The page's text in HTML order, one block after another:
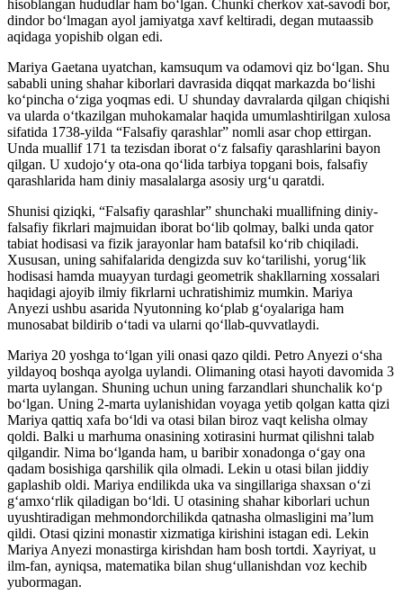
hisoblangan hududlar ham boʻlgan. Chunki cherkov xat-savodi bor,
dindor boʻlmagan ayol jamiyatga xavf keltiradi, degan mutaassib
aqidaga yopishib olgan edi.
Mariya Gaetana uyatchan, kamsuqum va odamovi qiz boʻlgan. Shu
sababli uning shahar kiborlari davrasida diqqat markazda boʻlishi
koʻpincha oʻziga yoqmas edi. U shunday davralarda qilgan chiqishi
va ularda oʻtkazilgan muhokamalar haqida umumlashtirilgan xulosa
sifatida 1738-yilda “Falsafiy qarashlar” nomli asar chop ettirgan.
Unda muallif 171 ta tezisdan iborat oʻz falsafiy qarashlarini bayon
qilgan. U xudojoʻy ota-ona qoʻlida tarbiya topgani bois, falsafiy
qarashlarida ham diniy masalalarga asosiy urgʻu qaratdi.
Shunisi qiziqki, “Falsafiy qarashlar” shunchaki muallifning diniy-
falsafiy fikrlari majmuidan iborat boʻlib qolmay, balki unda qator
tabiat hodisasi va fizik jarayonlar ham batafsil koʻrib chiqiladi.
Xususan, uning sahifalarida dengizda suv koʻtarilishi, yorugʻlik
hodisasi hamda muayyan turdagi geometrik shakllarning xossalari
haqidagi ajoyib ilmiy fikrlarni uchratishimiz mumkin. Mariya
Anyezi ushbu asarida Nyutonning koʻplab gʻoyalariga ham
munosabat bildirib oʻtadi va ularni qoʻllab-quvvatlaydi.
Mariya 20 yoshga toʻlgan yili onasi qazo qildi. Petro Anyezi oʻsha
yildayoq boshqa ayolga uylandi. Olimaning otasi hayoti davomida 3
marta uylangan. Shuning uchun uning farzandlari shunchalik koʻp
boʻlgan. Uning 2-marta uylanishidan voyaga yetib qolgan katta qizi
Mariya qattiq xafa boʻldi va otasi bilan biroz vaqt kelisha olmay
qoldi. Balki u marhuma onasining xotirasini hurmat qilishni talab
qilgandir. Nima boʻlganda ham, u baribir xonadonga oʻgay ona
qadam bosishiga qarshilik qila olmadi. Lekin u otasi bilan jiddiy
gaplashib oldi. Mariya endilikda uka va singillariga shaxsan oʻzi
gʻamxo‘rlik qiladigan boʻldi. U otasining shahar kiborlari uchun
uyushtiradigan mehmondorchilikda qatnasha olmasligini maʼlum
qildi. Otasi qizini monastir xizmatiga kirishini istagan edi. Lekin
Mariya Anyezi monastirga kirishdan ham bosh tortdi. Xayriyat, u
ilm-fan, ayniqsa, matematika bilan shugʻullanishdan voz kechib
yubormagan.